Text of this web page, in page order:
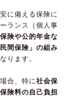
険」を徹底
のために…
に備える保険に
ランス（個人事
険や公的年金な
間保険」の組み
ります。
合、特に社会保
険料の自己負担